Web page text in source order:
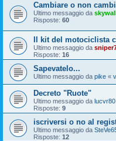
Cambiare o non
Ultimo messaggio da
Risposte: 60
Il kit del motociclista
Ultimo messaggio da
Risposte: 16
Sapevatelo...
Ultimo messaggio da pike «
Decreto "Ruote"
Ultimo messaggio da lucvr80
Risposte: 9
iscriversi o no al
Ultimo messaggio da
Risposte: 12